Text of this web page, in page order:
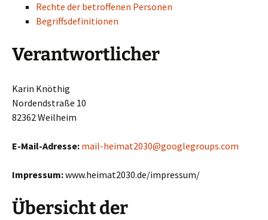
Rechte der betroffenen Personen
Begriffsdefinitionen
Verantwortlicher
Karin Knöthig
Nordendstraße 10
82362 Weilheim
E-Mail-Adresse: mail-heimat2030@googlegroups.com
Impressum:www.heimat2030.de/impressum/
Übersicht der